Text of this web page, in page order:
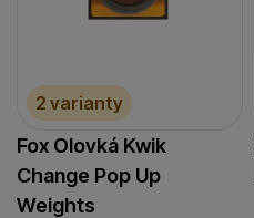
2 varianty
Fox Olovká Kwik
Change Pop Up
Weights